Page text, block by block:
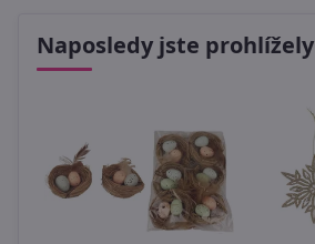
Naposledy jste prohlížely